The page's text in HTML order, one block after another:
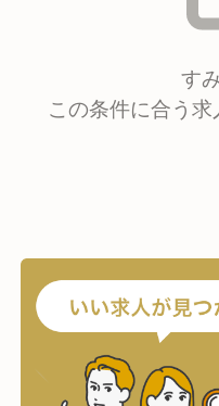
す
この条件に合う求